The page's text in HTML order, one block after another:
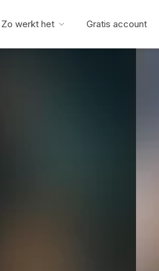
Zo werkt het Gratis account